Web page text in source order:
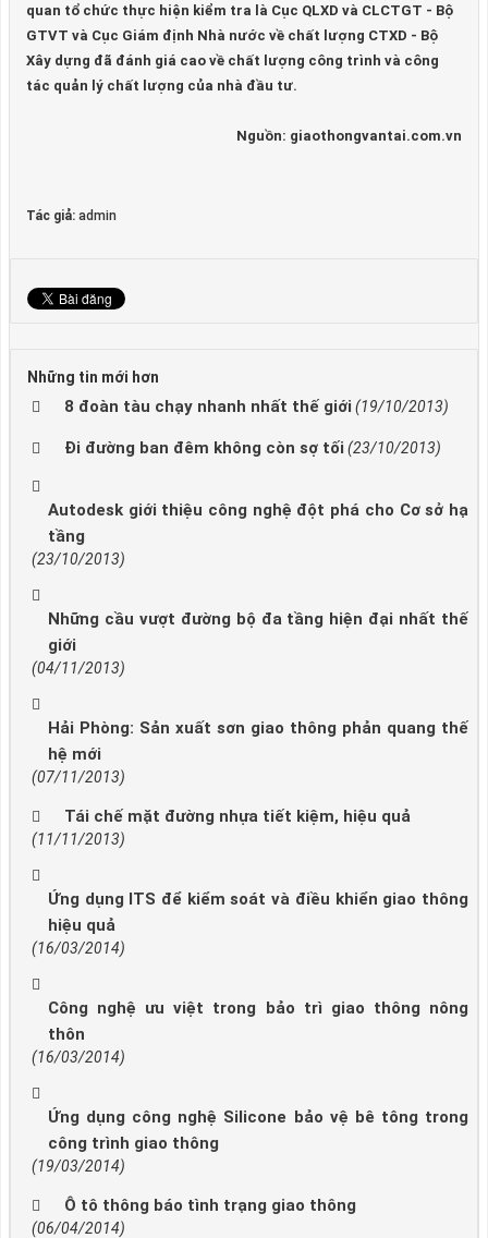
quan tổ chức thực hiện kiểm tra là Cục QLXD và CLCTGT - Bộ
GTVT và Cục Giám định Nhà nước về chất lượng CTXD - Bộ
Xây dựng đã đánh giá cao về chất lượng công trình và công
tác quản lý chất lượng của nhà đầu tư.
Nguồn: giaothongvantai.com.vn
Tác giả: admin
Những tin mới hơn
8 đoàn tàu chạy nhanh nhất thế giới (19/10/2013)
Đi đường ban đêm không còn sợ tối (23/10/2013)
Autodesk giới thiệu công nghệ đột phá cho Cơ sở hạ
tầng
(23/10/2013)
Những cầu vượt đường bộ đa tầng hiện đại nhất thế
giới
(04/11/2013)
Hải Phòng: Sản xuất sơn giao thông phản quang thế
hệ mới
(07/11/2013)
Tái chế mặt đường nhựa tiết kiệm, hiệu quả
(11/11/2013)
Ứng dụng ITS để kiểm soát và điều khiển giao thông
hiệu quả
(16/03/2014)
Công nghệ ưu việt trong bảo trì giao thông nông
thôn
(16/03/2014)
Ứng dụng công nghệ Silicone bảo vệ bê tông trong
công trình giao thông
(19/03/2014)
Ô tô thông báo tình trạng giao thông
(06/04/2014)